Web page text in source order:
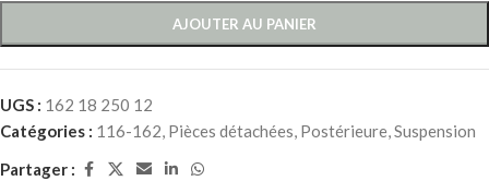
AJOUTER AU PANIER
UGS : 162 18 250 12
Catégories : 116-162, Pièces détachées, Postérieure,Suspension
Partager :